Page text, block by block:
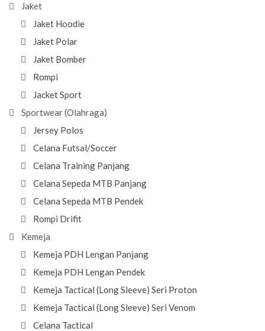
Jaket
Jaket Hoodie
Jaket Polar
Jaket Bomber
Rompi
Jacket Sport
Sportwear (Olahraga)
Jersey Polos
Celana Futsal/Soccer
Celana Training Panjang
Celana Sepeda MTB Panjang
Celana Sepeda MTB Pendek
Rompi Drifit
Kemeja
Kemeja PDH Lengan Panjang
Kemeja PDH Lengan Pendek
Kemeja Tactical (Long Sleeve) Seri Proton
Kemeja Tactical (Long Sleeve) Seri Venom
Celana Tactical